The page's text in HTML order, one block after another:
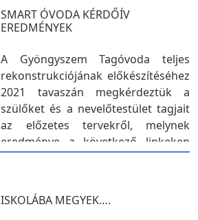
SMART ÓVODA KÉRDŐÍV
EREDMÉNYEK
A Gyöngyszem Tagóvoda teljes
rekonstrukciójának előkészítéséhez
2021 tavaszán megkérdeztük a
szülőket és a nevelőtestület tagjait
az előzetes tervekről, melynek
eredménye a következő linkeken
program nevelőtestületi...
ISKOLÁBA MEGYEK….